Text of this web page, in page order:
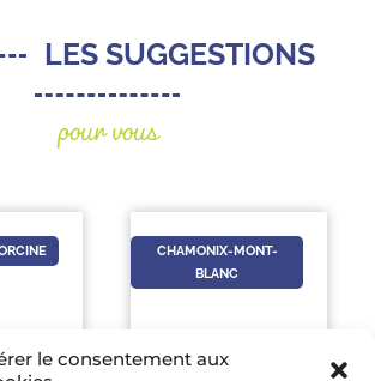
le consentement aux
LES SUGGESTIONS
pour vous
CHAMONIX-MONT-
BLANC